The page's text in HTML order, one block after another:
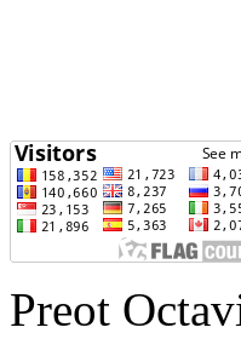
Preot